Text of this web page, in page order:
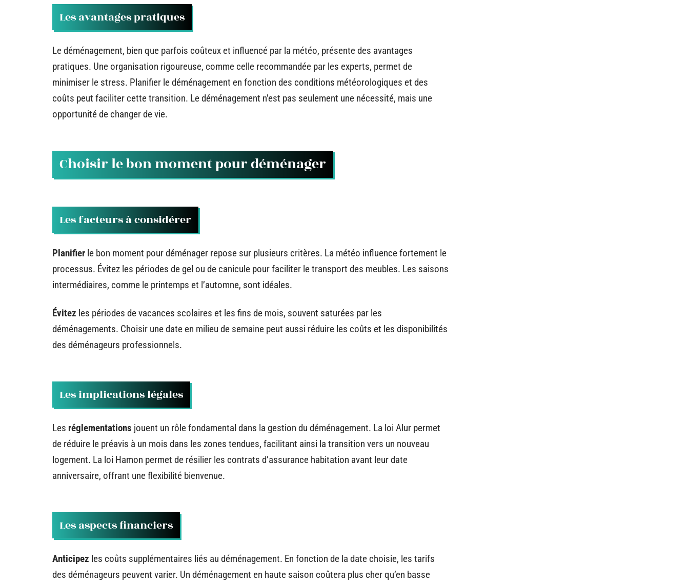
Les avantages pratiques
Le déménagement, bien que parfois coûteux et influencé par la météo, présente des avantages
pratiques. Une organisation rigoureuse, comme celle recommandée par les experts, permet de
minimiser le stress. Planifier le déménagement en fonction des conditions météorologiques et des
coûts peut faciliter cette transition. Le déménagement n’est pas seulement une nécessité, mais une
opportunité de changer de vie.
Choisir le bon moment pour déménager
Les facteurs à considérer
Planifier le bon moment pour déménager repose sur plusieurs critères. La météo influence fortement le
processus. Évitez les périodes de gel ou de canicule pour faciliter le transport des meubles. Les saisons
intermédiaires, comme le printemps et l’automne, sont idéales.
Évitez les périodes de vacances scolaires et les fins de mois, souvent saturées par les
déménagements. Choisir une date en milieu de semaine peut aussi réduire les coûts et les disponibilités
des déménageurs professionnels.
Les implications légales
Les réglementations jouent un rôle fondamental dans la gestion du déménagement. La loi Alur permet
de réduire le préavis à un mois dans les zones tendues, facilitant ainsi la transition vers un nouveau
logement. La loi Hamon permet de résilier les contrats d’assurance habitation avant leur date
anniversaire, offrant une flexibilité bienvenue.
Les aspects financiers
Anticipez les coûts supplémentaires liés au déménagement. En fonction de la date choisie, les tarifs
des déménageurs peuvent varier. Un déménagement en haute saison coûtera plus cher qu’en basse